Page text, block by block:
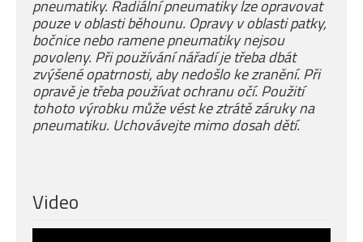
pneumatiky. Radiální pneumatiky lze opravovat
pouze v oblasti běhounu. Opravy v oblasti patky,
bočnice nebo ramene pneumatiky nejsou
povoleny. Při používání nářadí je třeba dbát
zvýšené opatrnosti, aby nedošlo ke zranění. Při
opravě je třeba používat ochranu očí. Použití
tohoto výrobku může vést ke ztrátě záruky na
pneumatiku. Uchovávejte mimo dosah dětí.
Video